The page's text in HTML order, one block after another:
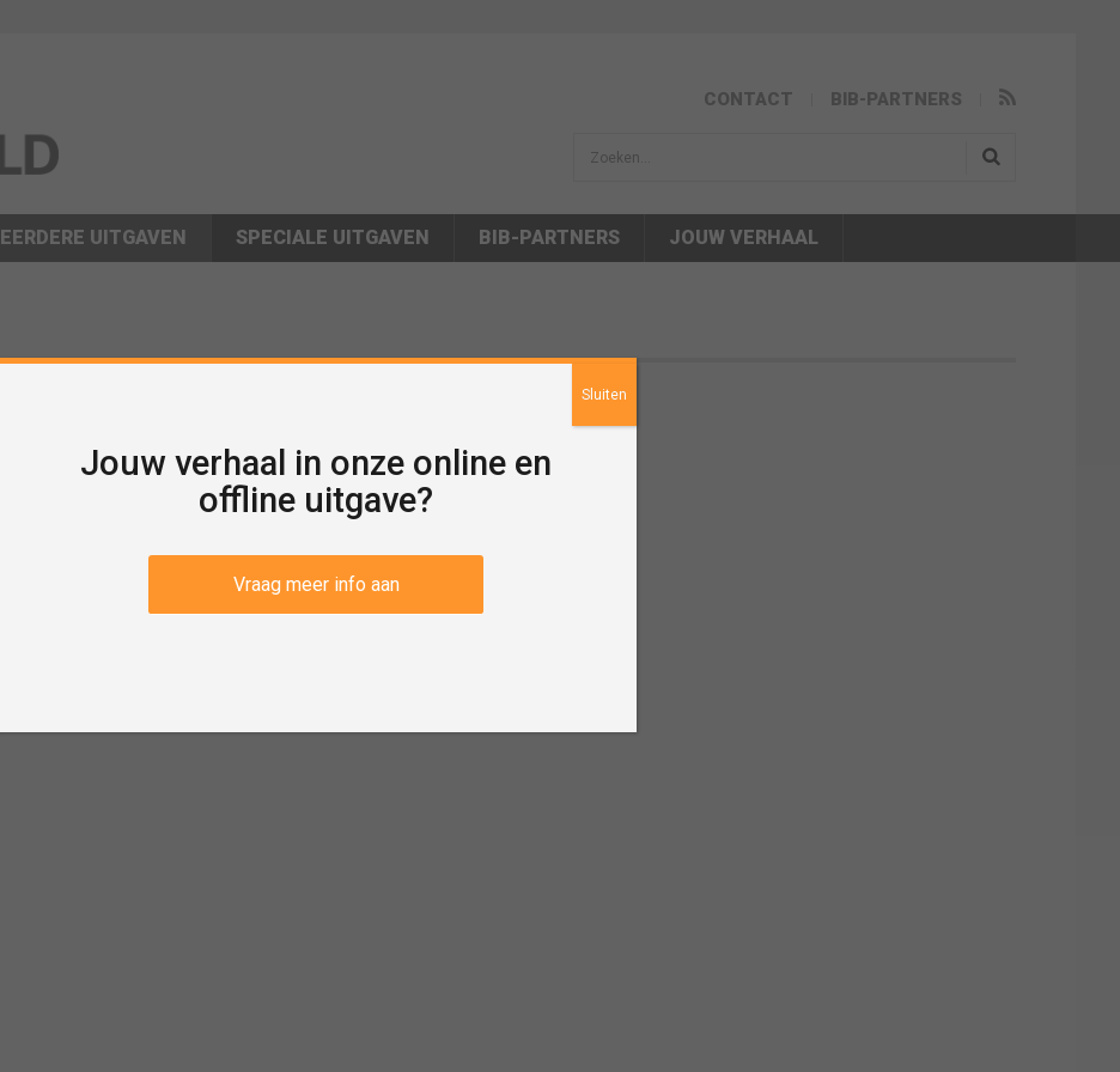
CONTACT BIB-PARTNERS
sisea.search
EERDERE UITGAVEN SPECIALE UITGAVEN BIB-PARTNERS JOUW VERHAAL
Jouw verhaal in onze online en
offline uitgave?
Vraag meer info aan
Sluiten